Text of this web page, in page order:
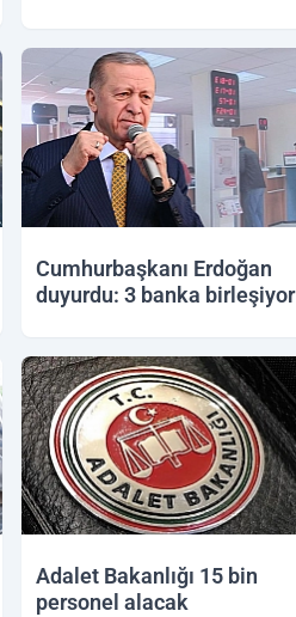
Cumhurbaşkanı Erdoğan
duyurdu: 3 banka birleşiyor
Adalet Bakanlığı 15 bin
personel alacak